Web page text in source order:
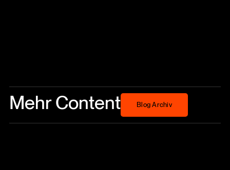
Mehr Content Blog Archiv
Blog Archiv